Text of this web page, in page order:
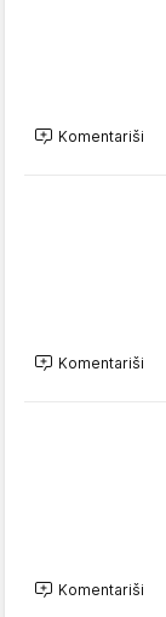
Komentariši
Komentariši
Komentariši